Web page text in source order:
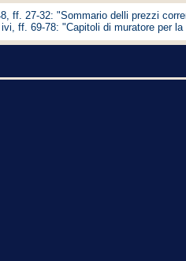
ff. 27-32: "Sommario delli prezzi
ff. 69-78: "Capitoli di muratore per